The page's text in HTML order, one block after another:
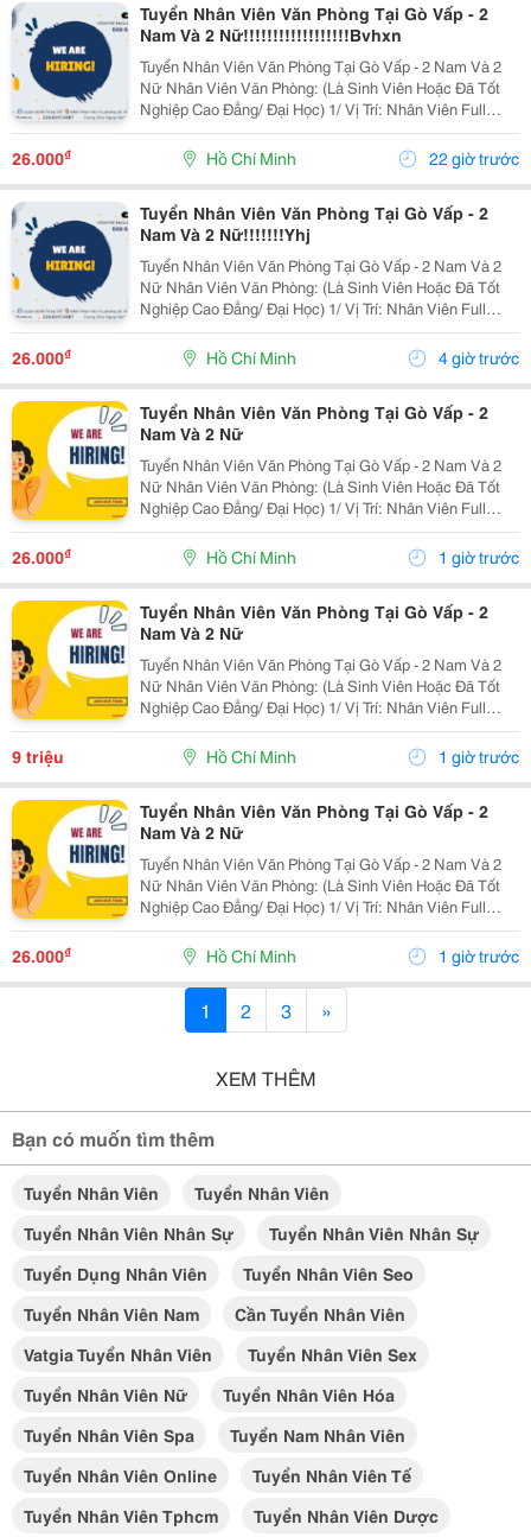
Tuyển Nhân Viên Văn Phòng Tại Gò Vấp - 2
Nam Và 2 Nữ!!!!!!!!!!!!!!!!!!Bvhxn
Tuyển Nhân Viên Văn Phòng Tại Gò Vấp - 2 Nam Và 2
Nữ Nhân Viên Văn Phòng: (Là Sinh Viên Hoặc Đã Tốt
Nghiệp Cao Đẳng/ Đại Học) 1/ Vị Trí: Nhân Viên Full
Time (2 Nam 2 Nữ) Ca Làm: 13:00 Đến 21:00 (1 Tháng
Được Nghỉ Phép 1 Ngày, Và Hưởng Các Ngày...
26.000₫ Hồ Chí Minh 22 giờ trước
Tuyển Nhân Viên Văn Phòng Tại Gò Vấp - 2
Nam Và 2 Nữ!!!!!!!Yhj
Tuyển Nhân Viên Văn Phòng Tại Gò Vấp - 2 Nam Và 2
Nữ Nhân Viên Văn Phòng: (Là Sinh Viên Hoặc Đã Tốt
Nghiệp Cao Đẳng/ Đại Học) 1/ Vị Trí: Nhân Viên Full
Time (2 Nam 2 Nữ) Ca Làm: 13:00 Đến 21:00 (1 Tháng
Được Nghỉ Phép 1 Ngày, Và Hưởng Các Ngày...
26.000₫ Hồ Chí Minh 4 giờ trước
Tuyển Nhân Viên Văn Phòng Tại Gò Vấp - 2
Nam Và 2 Nữ
Tuyển Nhân Viên Văn Phòng Tại Gò Vấp - 2 Nam Và 2
Nữ Nhân Viên Văn Phòng: (Là Sinh Viên Hoặc Đã Tốt
Nghiệp Cao Đẳng/ Đại Học) 1/ Vị Trí: Nhân Viên Full
Time (2 Nam 2 Nữ) Ca Làm: 13:00 Đến 21:00 (1 Tháng
Được Nghỉ Phép 1 Ngày, Và Hưởng Các Ngày...
26.000₫ Hồ Chí Minh 1 giờ trước
Tuyển Nhân Viên Văn Phòng Tại Gò Vấp - 2
Nam Và 2 Nữ
Tuyển Nhân Viên Văn Phòng Tại Gò Vấp - 2 Nam Và 2
Nữ Nhân Viên Văn Phòng: (Là Sinh Viên Hoặc Đã Tốt
Nghiệp Cao Đẳng/ Đại Học) 1/ Vị Trí: Nhân Viên Full
Time (2 Nam 2 Nữ) Ca Làm: 13:00 Đến 21:00 (1 Tháng
Được Nghỉ Phép 1 Ngày, Và Hưởng Các Ngày...
9 triệu Hồ Chí Minh 1 giờ trước
Tuyển Nhân Viên Văn Phòng Tại Gò Vấp - 2
Nam Và 2 Nữ
Tuyển Nhân Viên Văn Phòng Tại Gò Vấp - 2 Nam Và 2
Nữ Nhân Viên Văn Phòng: (Là Sinh Viên Hoặc Đã Tốt
Nghiệp Cao Đẳng/ Đại Học) 1/ Vị Trí: Nhân Viên Full
Time (2 Nam 2 Nữ) Ca Làm: 13:00 Đến 21:00 (1 Tháng
Được Nghỉ Phép 1 Ngày, Và Hưởng Các Ngày...
26.000₫ Hồ Chí Minh 1 giờ trước
1 2 3 »
XEM THÊM
Bạn có muốn tìm thêm
Tuyển Nhân Viên
Tuyển Nhân Viên
Tuyển Nhân Viên Nhân Sự
Tuyển Nhân Viên Nhân Sự
Tuyển Dụng Nhân Viên
Tuyển Nhân Viên Seo
Tuyển Nhân Viên Nam
Cần Tuyển Nhân Viên
Vatgia Tuyển Nhân Viên
Tuyển Nhân Viên Sex
Tuyển Nhân Viên Nữ
Tuyển Nhân Viên Hóa
Tuyển Nhân Viên Spa
Tuyển Nam Nhân Viên
Tuyển Nhân Viên Online
Tuyển Nhân Viên Tế
Tuyển Nhân Viên Tphcm
Tuyển Nhân Viên Dược